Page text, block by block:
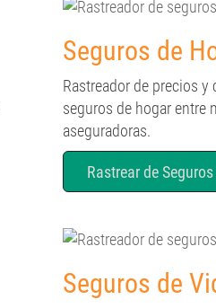
Seguros de
Rastreador de precios y
seguros de hogar entre
aseguradoras.
Rastrear de
Seguros de